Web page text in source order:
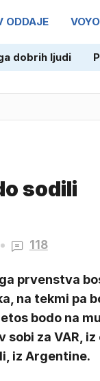
ODDAJE VOYO
dobrih ljudi
helikopter
sodili
118
prvenstva
na tekmi pa
bodo na
za VAR, iz
iz Argentine.